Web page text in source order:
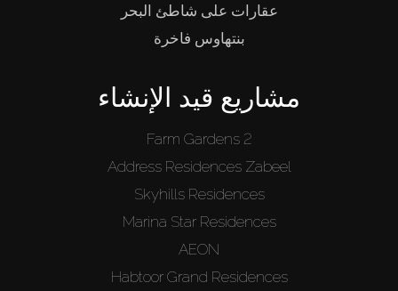
عقارات على شاطئ البحر
بنتهاوس فاخرة
مشاريع قيد الإنشاء
Farm Gardens 2
Address Residences Zabeel
Skyhills Residences
Marina Star Residences
AEON
Habtoor Grand Residences